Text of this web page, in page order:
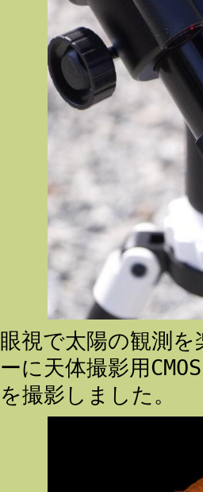
眼視で太陽の観測
ーに天体撮影用
を撮影しました。